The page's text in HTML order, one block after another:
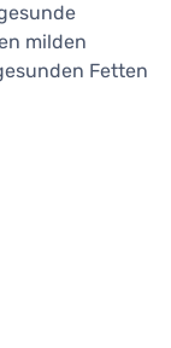
milden
Fetten